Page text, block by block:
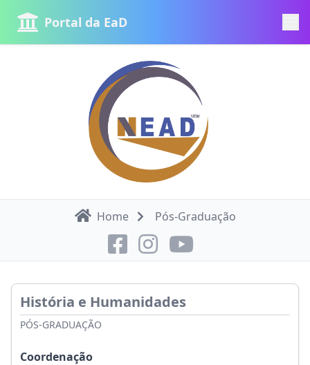
Portal da EaD
Home Pós-Graduação
História e Humanidades
PÓS-GRADUAÇÃO
Coordenação